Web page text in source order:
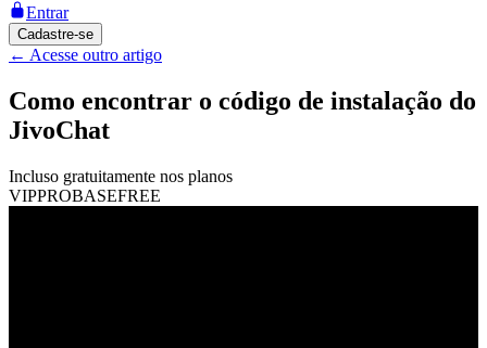
Entrar
Cadastre-se
← Acesse outro artigo
Como encontrar o código de instalação do
JivoChat
Incluso gratuitamente nos planos
VIPPROBASEFREE